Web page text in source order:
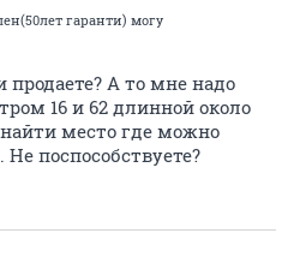
гаранти) могу
А то мне надо
16 и 62 длинной около
место где можно
поспособствуете?